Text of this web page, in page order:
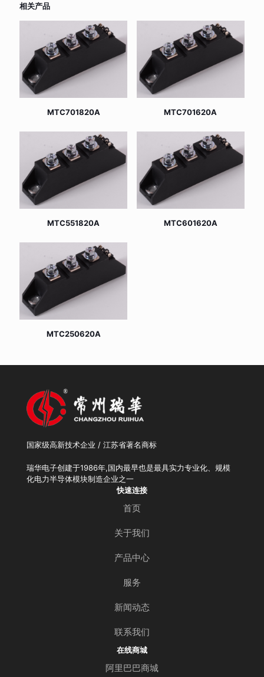
相关产品
MTC701820A MTC701620A
MTC551820A MTC601620A
MTC250620A
国家级高新技术企业 / 江苏省著名商标
瑞华电子创建于1986年,国内最早也是最具实力专业化、规模
化电力半导体模块制造企业之一
快速连接
首页
关于我们
产品中心
服务
新闻动态
联系我们
在线商城
阿里巴巴商城